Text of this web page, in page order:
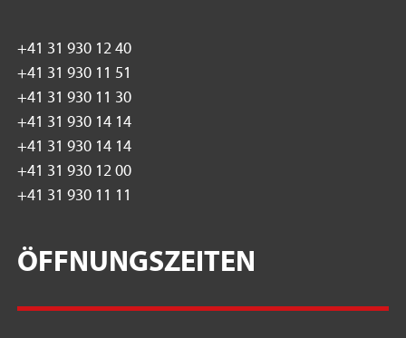
+41 31 930 12 40
+41 31 930 11 51
+41 31 930 11 30
+41 31 930 14 14
+41 31 930 14 14
+41 31 930 12 00
+41 31 930 11 11
ÖFFNUNGSZEITEN